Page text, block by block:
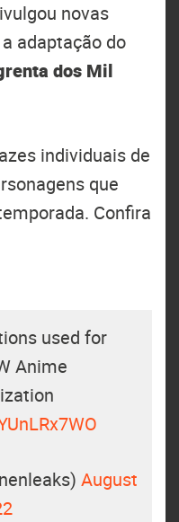
novas
adaptação do
dos Mil
individuais de
que
Confira
used for
Anime
August